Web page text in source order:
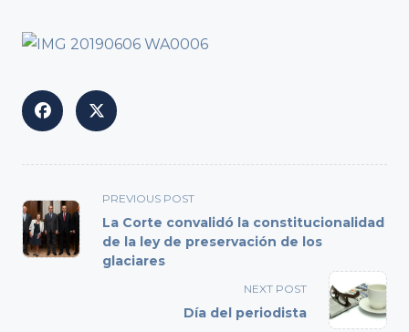
<span
class="nav-
subtitle
screen-
PREVIOUS POST
La Corte convalidó la constitucionalidad
de la ley de preservación de los
glaciares
NEXT POST
Día del periodista